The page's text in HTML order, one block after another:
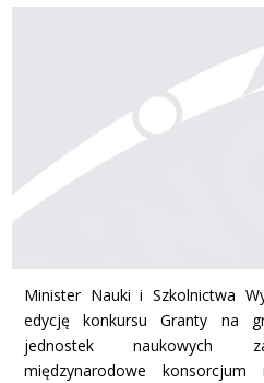
Minister Nauki i Szkolnictwa
edycję konkursu Granty na
jednostek naukowych
międzynarodowe